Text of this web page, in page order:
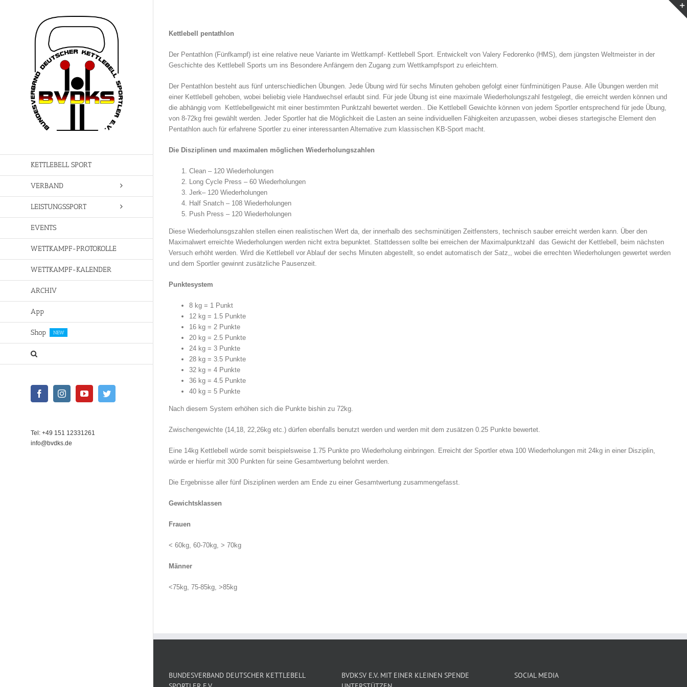
KETTLEBELL SPORT
VERBAND
LEISTUNGSSPORT
EVENTS
WETTKAMPF-PROTOKOLLE
WETTKAMPF-KALENDER
ARCHIV
App
Shop NEW
FacebookInstagramYouTubeTwitter
Tel: +49 151 12331261
info@bvdks.de
Kettlebell pentathlon
Der Pentathlon (Fünfkampf) ist eine relative neue Variante im Wettkampf- Kettlebell Sport. Entwickelt von Valery Fedorenko (HMS), dem jüngsten Weltmeister in der
Geschichte des Kettlebell Sports um ins Besondere Anfängern den Zugang zum Wettkampfsport zu erleichtern.
Der Pentathlon besteht aus fünf unterschiedlichen Übungen. Jede Übung wird für sechs Minuten gehoben gefolgt einer fünfminütigen Pause. Alle Übungen werden mit
einer Kettlebell gehoben, wobei beliebig viele Handwechsel erlaubt sind. Für jede Übung ist eine maximale Wiederholungszahl festgelegt, die erreicht werden können und
die abhängig vom Kettlebellgewicht mit einer bestimmten Punktzahl bewertet werden.. Die Kettlebell Gewichte können von jedem Sportler entsprechend für jede Übung,
von 8-72kg frei gewählt werden. Jeder Sportler hat die Möglichkeit die Lasten an seine individuellen Fähigkeiten anzupassen, wobei dieses startegische Element den
Pentathlon auch für erfahrene Sportler zu einer interessanten Alternative zum klassischen KB-Sport macht.
Die Disziplinen und maximalen möglichen Wiederholungszahlen
Clean – 120 Wiederholungen
Long Cycle Press – 60 Wiederholungen
Jerk– 120 Wiederholungen
Half Snatch – 108 Wiederholungen
Push Press – 120 Wiederholungen
Diese Wiederholunsgszahlen stellen einen realistischen Wert da, der innerhalb des sechsminütigen Zeitfensters, technisch sauber erreicht werden kann. Über den
Maximalwert erreichte Wiederholungen werden nicht extra bepunktet. Stattdessen sollte bei erreichen der Maximalpunktzahl das Gewicht der Kettlebell, beim nächsten
Versuch erhöht werden. Wird die Kettlebell vor Ablauf der sechs Minuten abgestellt, so endet automatisch der Satz,, wobei die errechten Wiederholungen gewertet werden
und dem Sportler gewinnt zusätzliche Pausenzeit.
Punktesystem
8 kg = 1 Punkt
12 kg = 1.5 Punkte
16 kg = 2 Punkte
20 kg = 2.5 Punkte
24 kg = 3 Punkte
28 kg = 3.5 Punkte
32 kg = 4 Punkte
36 kg = 4.5 Punkte
40 kg = 5 Punkte
Nach diesem System erhöhen sich die Punkte bishin zu 72kg.
Zwischengewichte (14,18, 22,26kg etc.) dürfen ebenfalls benutzt werden und werden mit dem zusätzen 0.25 Punkte bewertet.
Eine 14kg Kettlebell würde somit beispielsweise 1.75 Punkte pro Wiederholung einbringen. Erreicht der Sportler etwa 100 Wiederholungen mit 24kg in einer Disziplin,
würde er hierfür mit 300 Punkten für seine Gesamtwertung belohnt werden.
Die Ergebnisse aller fünf Disziplinen werden am Ende zu einer Gesamtwertung zusammengefasst.
Gewichtsklassen
Frauen
< 60kg, 60-70kg, > 70kg
Männer
<75kg, 75-85kg, >85kg
BUNDESVERBAND DEUTSCHER KETTLEBELL
BVDKSV E.V. MIT EINER KLEINEN SPENDE
SOCIAL MEDIA